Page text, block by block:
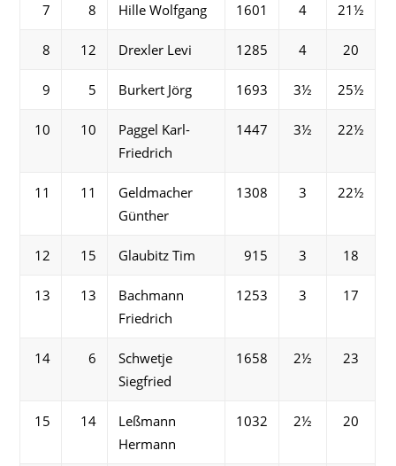
7 8 Hille Wolfgang 1601 4 21½
8 12 Drexler Levi 1285 4 20
9 5 Burkert Jörg 1693 3½ 25½
10 10
Paggel Karl-
Friedrich
1447 3½ 22½
11 11
Geldmacher
Günther
1308 3 22½
12 15 Glaubitz Tim 915 3 18
13 13
Bachmann
Friedrich
1253 3 17
14 6
Schwetje
Siegfried
1658 2½ 23
15 14
Leßmann
Hermann
1032 2½ 20